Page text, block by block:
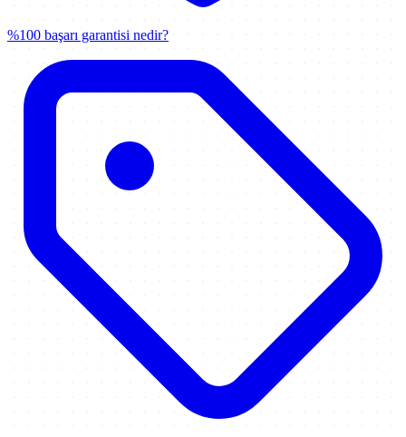
%100 başarı garantisi nedir?